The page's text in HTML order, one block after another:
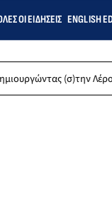
ΟΙ ΕΙΔΉΣΕΙΣ ENGLISH
(σ)την Λέρο”